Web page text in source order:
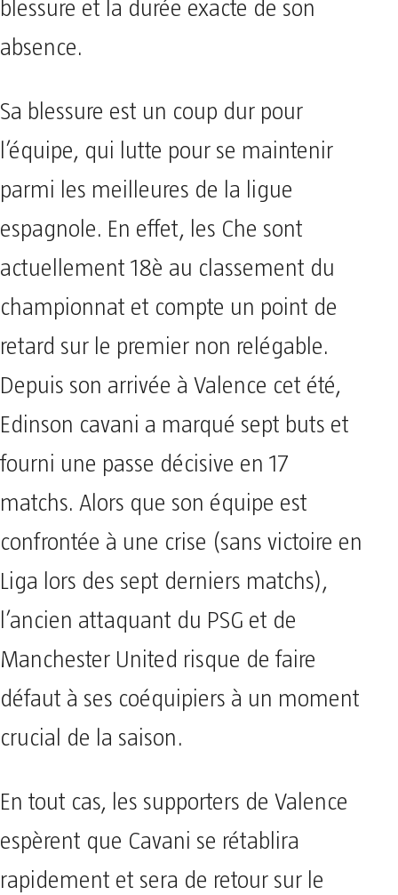
blessure et la durée exacte de son
absence.
Sa blessure est un coup dur pour
l’équipe, qui lutte pour se maintenir
parmi les meilleures de la ligue
espagnole. En effet, les Che sont
actuellement 18è au classement du
championnat et compte un point de
retard sur le premier non relégable.
Depuis son arrivée à Valence cet été,
Edinson cavani a marqué sept buts et
fourni une passe décisive en 17
matchs. Alors que son équipe est
confrontée à une crise (sans victoire en
Liga lors des sept derniers matchs),
l’ancien attaquant du PSG et de
Manchester United risque de faire
défaut à ses coéquipiers à un moment
crucial de la saison.
En tout cas, les supporters de Valence
espèrent que Cavani se rétablira
rapidement et sera de retour sur le